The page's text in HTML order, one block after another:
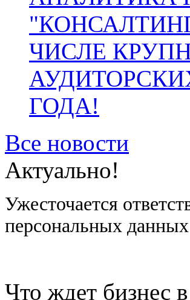
ЧИСЛЕ
ГОДА!
Все новости
Актуально!
Ужесточается
персональных
Что ждет бизнес